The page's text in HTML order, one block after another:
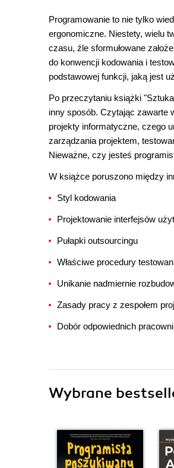
Programowanie to nie tylko
ergonomiczne. Niestety, wielu
czasu, źle sformułowane
do konwencji kodowania i
podstawowej funkcji, jaką jest
Po przeczytaniu książki
inny sposób. Czytając zawarte
projekty informatyczne, czego
zarządzania projektem,
Nieważne, czy jesteś
W książce poruszono między
Styl kodowania
Projektowanie interfejsów
Pułapki outsourcingu
Właściwe procedury
Unikanie nadmiernie
Zasady pracy z zespołem
Dobór odpowiednich
Wybrane